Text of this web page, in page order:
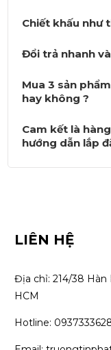
Chiết khấu như
Đổi trả nhanh
Mua 3 sản
hay không ?
Cam kết là
hướng dẫn lắp
LIÊN HỆ
Địa chỉ: 214/38 Hàn
HCM
Hotline: